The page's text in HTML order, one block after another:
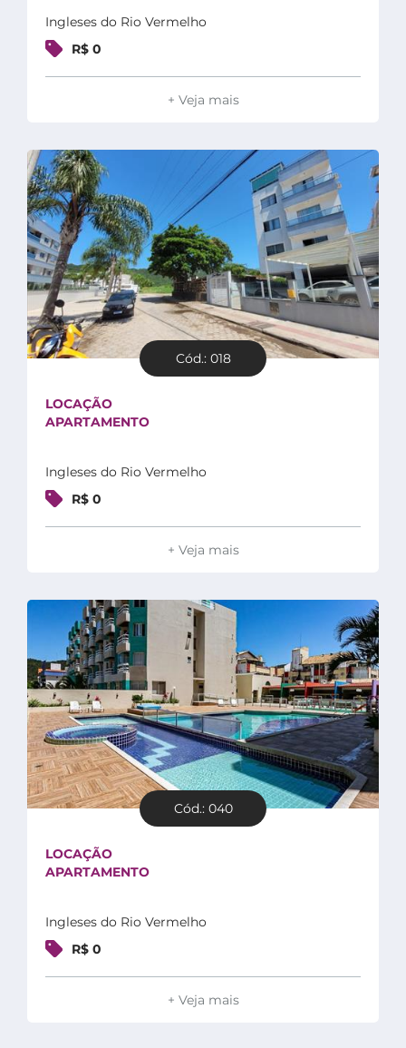
Ingleses do Rio Vermelho
R$ 0
+ Veja mais
Cód.: 018
LOCAÇÃO
APARTAMENTO
Ingleses do Rio Vermelho
R$ 0
+ Veja mais
Cód.: 040
LOCAÇÃO
APARTAMENTO
Ingleses do Rio Vermelho
R$ 0
+ Veja mais